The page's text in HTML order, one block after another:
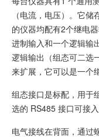
（电流，电压）。它
的仪器均配有2个继电
进制输入和一个逻辑输
逻辑输出（组态可二选
来扩展，它可以是一个
组态接口是标配，用于
选的 RS485 接口可接入
电气接线在背面，通过